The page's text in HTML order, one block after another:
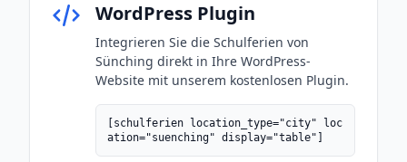
WordPress Plugin
Integrieren Sie die Schulferien von
Sünching direkt in Ihre WordPress-
Website mit unserem kostenlosen Plugin.
[schulferien location_type="city" loc
ation="suenching" display="table"]